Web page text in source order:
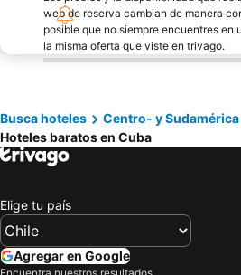
web de reserva cambian de manera
posible que no siempre encuentres en
la misma oferta que viste en trivago.
Busca hoteles Centro- y Sudamérica
Hoteles baratos en Cuba
Elige tu país
Agregar en Google